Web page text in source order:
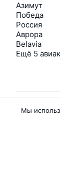
Азимут
Победа
Россия
Аврора
Belavia
Ещё 5
Мы